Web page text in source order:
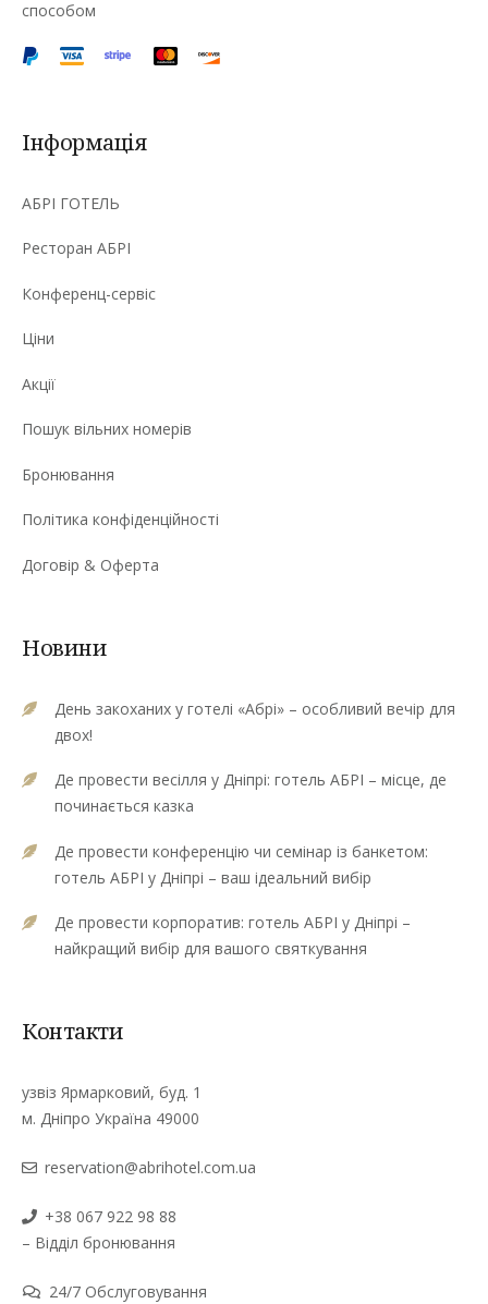
способом
Інформація
АБРІ ГОТЕЛЬ
Ресторан АБРІ
Конференц-сервіс
Ціни
Акції
Пошук вільних номерів
Бронювання
Політика конфіденційності
Договір & Оферта
Новини
День закоханих у готелі «Абрі» – особливий вечір для
двох!
Де провести весілля у Дніпрі: готель АБРІ – місце, де
починається казка
Де провести конференцію чи семінар із банкетом:
готель АБРІ у Дніпрі – ваш ідеальний вибір
Де провести корпоратив: готель АБРІ у Дніпрі –
найкращий вибір для вашого святкування
Контакти
узвіз Ярмарковий, буд. 1
м. Дніпро Україна 49000
reservation@abrihotel.com.ua
+38 067 922 98 88
– Відділ бронювання
24/7 Обслуговування